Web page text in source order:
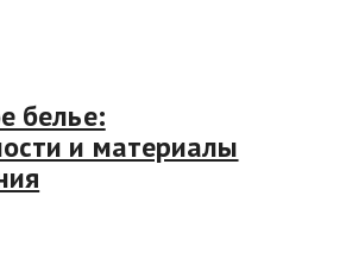
белье:
и материалы